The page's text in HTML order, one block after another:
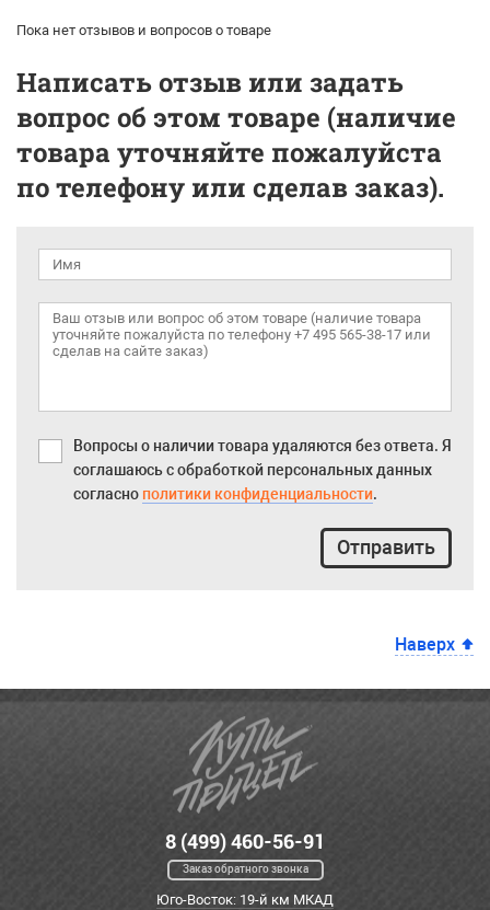
Пока нет отзывов и вопросов о товаре
Написать отзыв или задать
вопрос об этом товаре (наличие
товара уточняйте пожалуйста
по телефону или сделав заказ).
Вопросы о наличии товара удаляются без ответа. Я
соглашаюсь с обработкой персональных данных
согласно политики конфиденциальности.
Отправить
Наверх
8 (499) 460-56-91
Заказ обратного звонка
Юго-Восток: 19-й км МКАД